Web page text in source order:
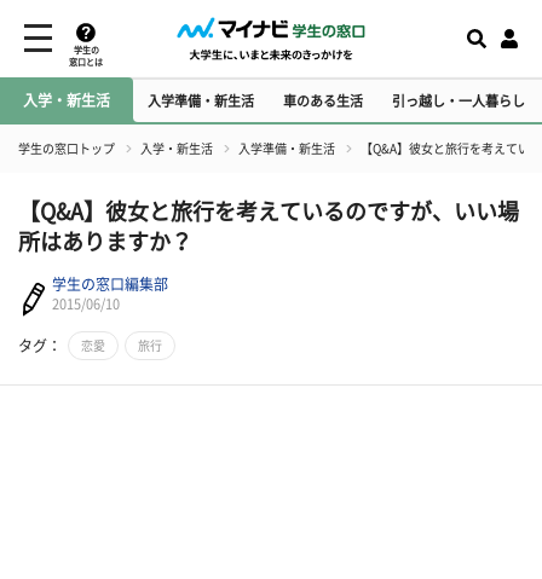
学生の
窓口とは
入学・新生活 入学準備・新生活 車のある生活 引っ越し・一人暮らし
学生の窓口トップ 入学・新生活 入学準備・新生活 【Q&A】彼女と旅行を考えてい
【Q&A】彼女と旅行を考えているのですが、いい場
所はありますか？
学生の窓口編集部
2015/06/10
タグ： 恋愛 旅行